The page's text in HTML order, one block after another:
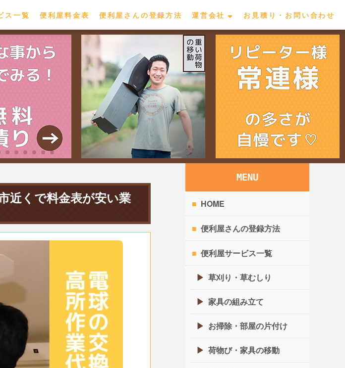
ス一覧 便利屋料金表 便利屋さんの登録方法 運営会社 お見積り・お問い合わせ
近くで料金表が安い業
MENU
HOME
便利屋さんの登録方法
便利屋サービス一覧
草刈り・草むしり
家具の組み立て
お掃除・部屋の片付け
荷物び・家具の移動